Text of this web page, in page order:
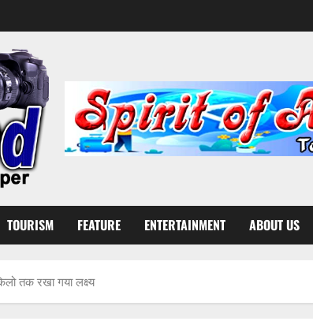
TOURISM FEATURE ENTERTAINMENT ABOUT US
तक रखा गया लक्ष्य